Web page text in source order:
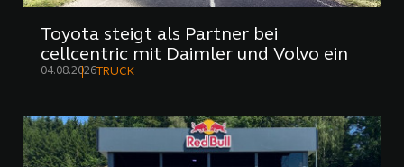
Toyota steigt als Partner bei
cellcentric mit Daimler und Volvo ein
04.08.2026TRUCK